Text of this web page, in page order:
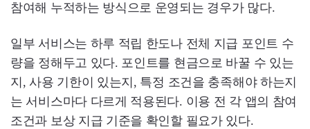
참여해 누적하는 방식으로 운영되는 경우가 많다.
일부 서비스는 하루 적립 한도나 전체 지급 포인트 수
량을 정해두고 있다. 포인트를 현금으로 바꿀 수 있는
지, 사용 기한이 있는지, 특정 조건을 충족해야 하는지
는 서비스마다 다르게 적용된다. 이용 전 각 앱의 참여
조건과 보상 지급 기준을 확인할 필요가 있다.